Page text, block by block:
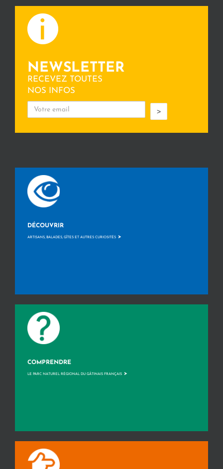
NEWSLETTER
RECEVEZ TOUTES
NOS INFOS
>
DÉCOUVRIR
ARTISANS, BALADES, GÎTES ET AUTRES CURIOSITÉS >
COMPRENDRE
LE PARC NATUREL RÉGIONAL DU GÂTINAIS FRANÇAIS >